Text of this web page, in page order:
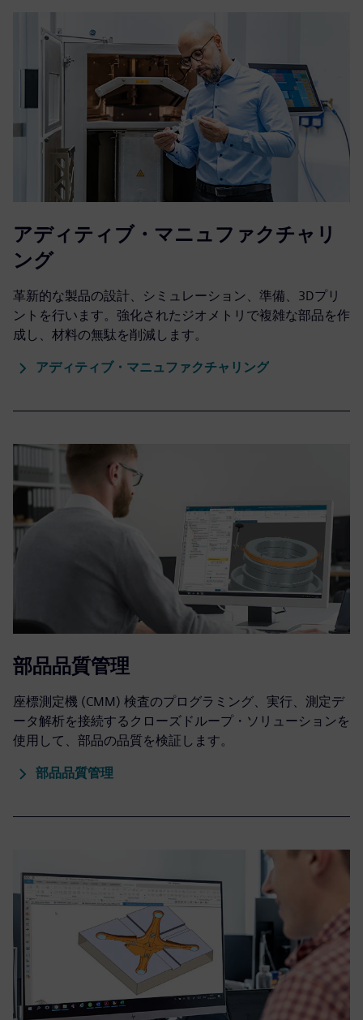
アディティブ・マニュファクチャリ
ング
革新的な製品の設計、シミュレーション、準備、3Dプリ
ントを行います。強化されたジオメトリで複雑な部品を作
成し、材料の無駄を削減します。
アディティブ・マニュファクチャリング
部品品質管理
座標測定機 (CMM) 検査のプログラミング、実行、測定デ
ータ解析を接続するクローズドループ・ソリューションを
使用して、部品の品質を検証します。
部品品質管理